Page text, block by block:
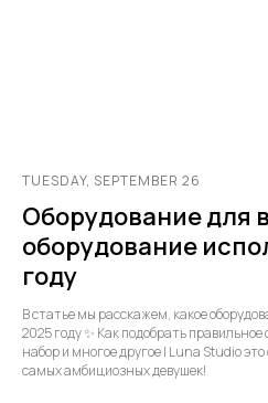
TUESDAY, SEPTEMBER 26
Оборудование для
оборудование
году
В статье мы расскажем, какое
2025 году ✨ Как подобрать
набор и многое другое | Luna Studio
самых амбициозных девушек!